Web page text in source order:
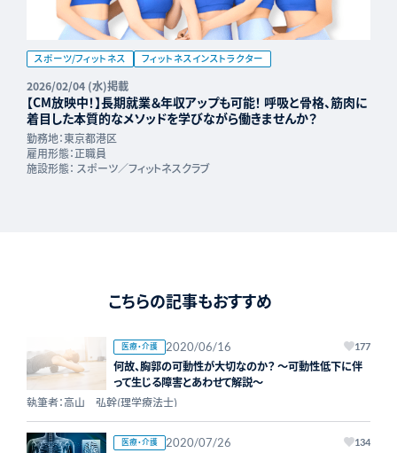
スポーツ/フィットネス フィットネスインストラクター
2026/02/04 (水)掲載
【CM放映中！】長期就業＆年収アップも可能！ 呼吸と骨格、筋肉に
着目した本質的なメソッドを学びながら働きませんか？
勤務地：東京都港区
雇用形態：正職員
施設形態： スポーツ／フィットネスクラブ
こちらの記事もおすすめ
医療・介護 2020/06/16 177
何故、胸郭の可動性が大切なのか？ ～可動性低下に伴
って生じる障害とあわせて解説～
執筆者：高山 弘幹(理学療法士)
医療・介護 2020/07/26 134